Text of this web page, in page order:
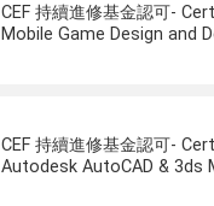
CEF 持續進修基金認可-
Mobile Game Design and
CEF 持續進修基金認可-
Autodesk AutoCAD & 3ds